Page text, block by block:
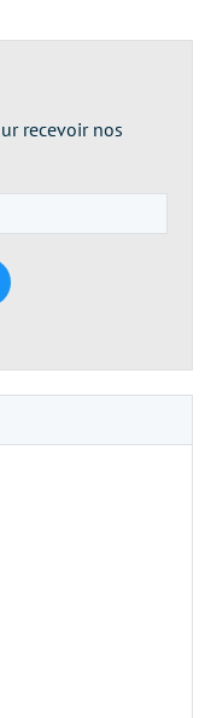
recevoir nos